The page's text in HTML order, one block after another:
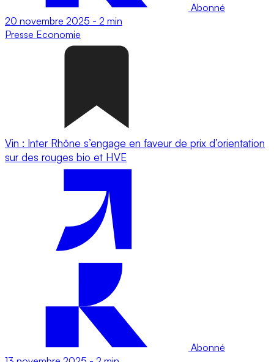
Abonné
20 novembre 2025 - 2 min
Presse Economie
Vin : Inter Rhône s’engage en faveur de prix d’orientation
sur des rouges bio et HVE
Abonné